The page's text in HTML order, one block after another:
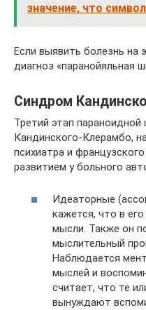
значение, что
Если выявить болезнь на
диагноз «паранойяльная
Синдром
Третий этап
Кандинского-Клерамбо,
психиатра и
развитием у больного
Идеаторные
кажется, что в
мысли. Также он
мыслительный
Наблюдается
мыслей и
считает, что те
вынуждают